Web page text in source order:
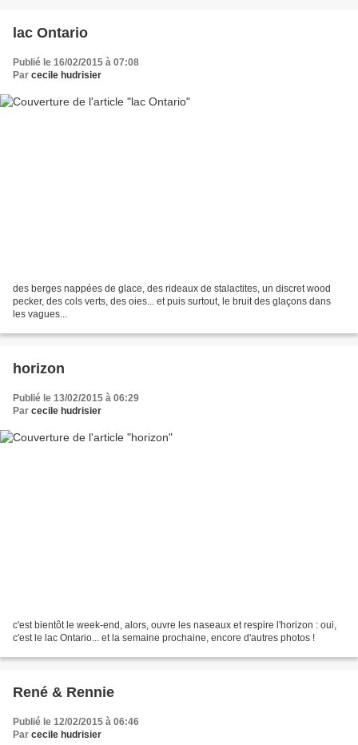
lac Ontario
Publié le 16/02/2015 à 07:08
Par cecile hudrisier
des berges nappées de glace, des rideaux de stalactites, un discret wood
pecker, des cols verts, des oies... et puis surtout, le bruit des glaçons dans
les vagues...
horizon
Publié le 13/02/2015 à 06:29
Par cecile hudrisier
c'est bientôt le week-end, alors, ouvre les naseaux et respire l'horizon : oui,
c'est le lac Ontario... et la semaine prochaine, encore d'autres photos !
René & Rennie
Publié le 12/02/2015 à 06:46
Par cecile hudrisier